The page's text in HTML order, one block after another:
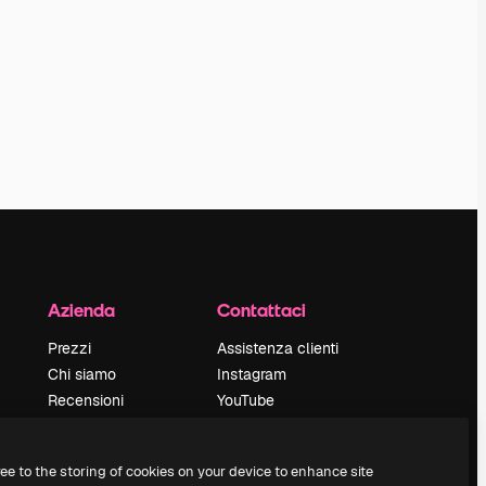
Azienda
Prezzi
Chi siamo
Recensioni
Blog
Contattaci
Assistenza clienti
Instagram
YouTube
Discord
to the storing of cookies on your device to enhance site